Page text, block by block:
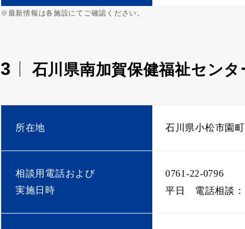
※最新情報は各施設にてご確認ください。
3 石川県南加賀保健福祉センタ
所在地 石川県小松市
相談用電話および
実施日時
0761-22-0796
平日
電話相談